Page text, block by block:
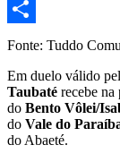
Email
Share
Fonte: Tuddo
Em duelo válido
Taubaté recebe
do Bento Vôlei/
do Vale do
do Abaeté.